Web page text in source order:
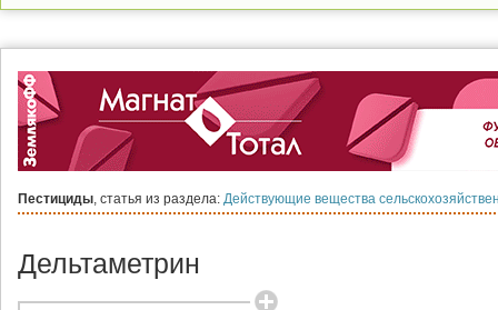
Пестициды, статья из раздела: Действующие вещества
Дельтаметрин